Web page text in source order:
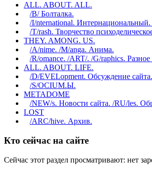
ALL. ABOUT. ALL.
/B/ Болталка.
/I/nternational.
/T/rash. Творчество
THEY. AMONG. US.
/A/nime. /M/anga. Анима.
/R/omance. /ART/. /G/raphics. Разное
ALL. ABOUT. LIFE.
/D/EVELopment. Обсуждение
/S/OCIUM.Ы.
METADOME
/NEW/s. Новости сайта. /RU/les.
LOST
/ARC/hive. Архив.
Кто сейчас на сайте
Сейчас этот раздел просматривают: нет